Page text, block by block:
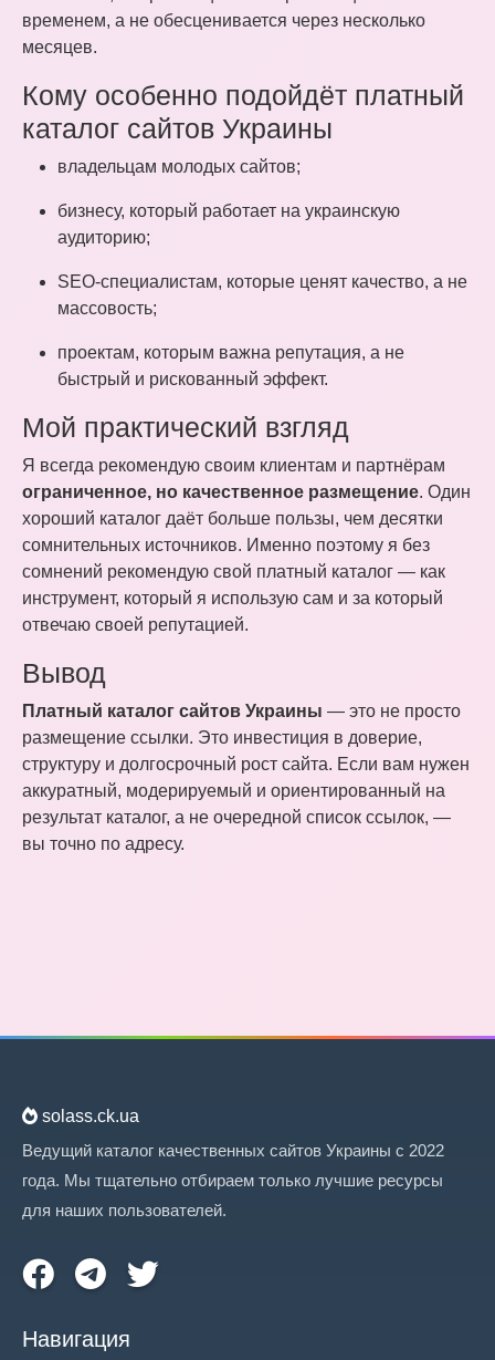
временем, а не обесценивается через несколько
месяцев.
Кому особенно подойдёт платный
каталог сайтов Украины
владельцам молодых сайтов;
бизнесу, который работает на украинскую
аудиторию;
SEO-специалистам, которые ценят качество, а не
массовость;
проектам, которым важна репутация, а не
быстрый и рискованный эффект.
Мой практический взгляд
Я всегда рекомендую своим клиентам и партнёрам
ограниченное, но качественное размещение. Один
хороший каталог даёт больше пользы, чем десятки
сомнительных источников. Именно поэтому я без
сомнений рекомендую свой платный каталог — как
инструмент, который я использую сам и за который
отвечаю своей репутацией.
Вывод
Платный каталог сайтов Украины — это не просто
размещение ссылки. Это инвестиция в доверие,
структуру и долгосрочный рост сайта. Если вам нужен
аккуратный, модерируемый и ориентированный на
результат каталог, а не очередной список ссылок, —
вы точно по адресу.
solass.ck.ua
Ведущий каталог качественных сайтов Украины с 2022
года. Мы тщательно отбираем только лучшие ресурсы
для наших пользователей.
Навигация